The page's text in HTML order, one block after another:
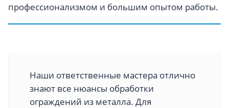
профессионализмом и большим опытом работы.
Наши ответственные мастера отлично
знают все нюансы обработки
ограждений из металла. Для